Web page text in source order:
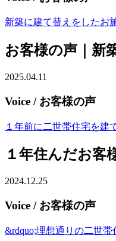
新築に建て替えをしたお
お客様の声｜新
2025.04.11
Voice / お客様の声
１年前に二世帯住宅を建
１年住んだお客
2024.12.25
Voice / お客様の声
&rdquo;理想通りの二世